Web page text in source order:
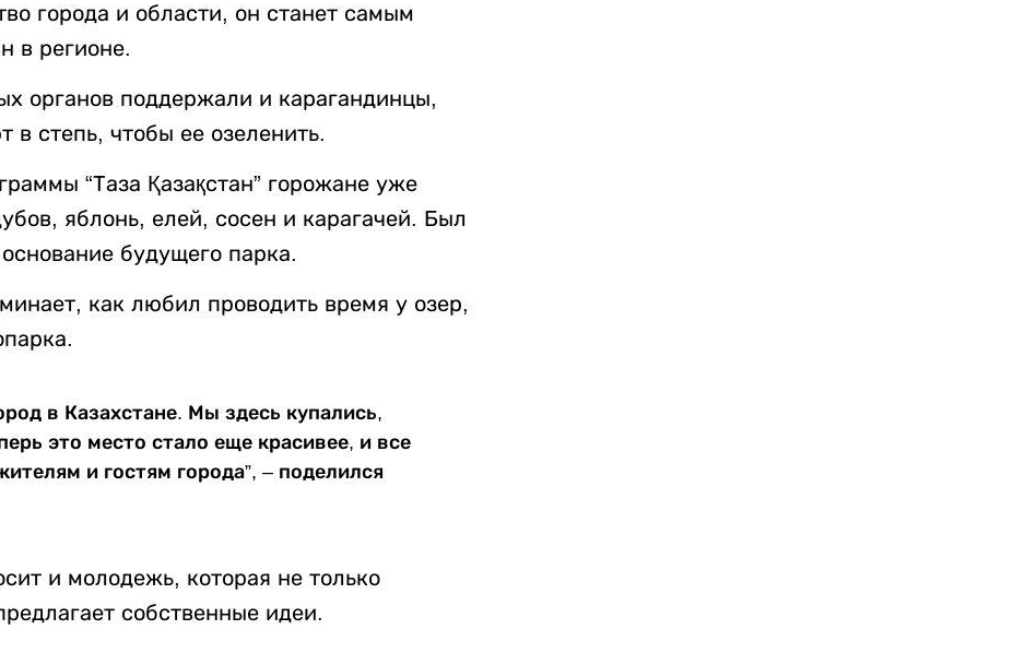
города и области, он станет самым
в регионе.
органов поддержали и карагандинцы,
степь, чтобы ее озеленить.
“Таза Қазақстан” горожане уже
яблонь, елей, сосен и карагачей. Был
будущего парка.
как любил проводить время у озер,
в Казахстане. Мы здесь купались,
это место стало еще красивее, и все
и гостям города”, – поделился
и молодежь, которая не только
собственные идеи.